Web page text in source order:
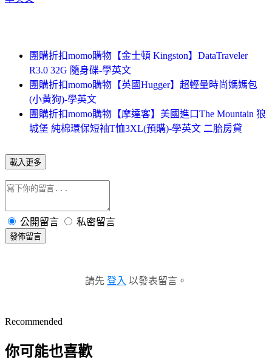
團購折扣momo購物【金士頓 Kingston】DataTraveler
R3.0 32G 隨身碟-學英文
團購折扣momo購物【英國Hugger】超輕量時尚媽媽包
(小黃狗)-學英文
團購折扣momo購物【摩達客】美國進口The Mountain 狼
城堡 純棉環保短袖T恤3XL(預購)-學英文 二胎房貸
載入更多
公開留言 私密留言
發佈留言
請先 登入 以發表留言。
Recommended
你可能也喜歡